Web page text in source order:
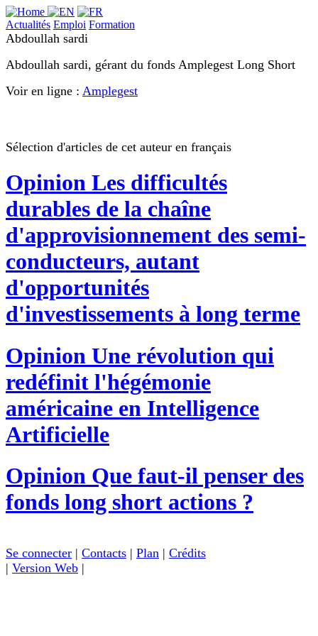
Actualités Emploi Formation
Abdoullah sardi
Abdoullah sardi, gérant du fonds Amplegest Long Short
Voir en ligne : Amplegest
Sélection d'articles de cet auteur en français
Opinion Les difficultés
durables de la chaîne
d'approvisionnement des semi-
conducteurs, autant
d'opportunités
d'investissements à long terme
Opinion Une révolution qui
redéfinit l'hégémonie
américaine en Intelligence
Artificielle
Opinion Que faut-il penser des
fonds long short actions ?
Se connecter | Contacts | Plan | Crédits
| Version Web |